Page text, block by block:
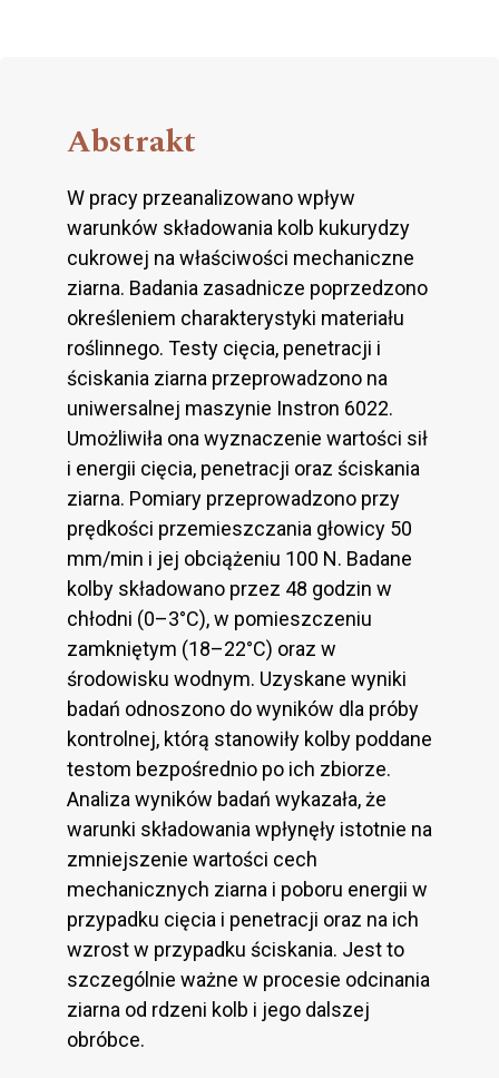
Abstrakt
W pracy przeanalizowano wpływ
warunków składowania kolb kukurydzy
cukrowej na właściwości mechaniczne
ziarna. Badania zasadnicze poprzedzono
określeniem charakterystyki materiału
roślinnego. Testy cięcia, penetracji i
ściskania ziarna przeprowadzono na
uniwersalnej maszynie Instron 6022.
Umożliwiła ona wyznaczenie wartości sił
i energii cięcia, penetracji oraz ściskania
ziarna. Pomiary przeprowadzono przy
prędkości przemieszczania głowicy 50
mm/min i jej obciążeniu 100 N. Badane
kolby składowano przez 48 godzin w
chłodni (0–3°C), w pomieszczeniu
zamkniętym (18–22°C) oraz w
środowisku wodnym. Uzyskane wyniki
badań odnoszono do wyników dla próby
kontrolnej, którą stanowiły kolby poddane
testom bezpośrednio po ich zbiorze.
Analiza wyników badań wykazała, że
warunki składowania wpłynęły istotnie na
zmniejszenie wartości cech
mechanicznych ziarna i poboru energii w
przypadku cięcia i penetracji oraz na ich
wzrost w przypadku ściskania. Jest to
szczególnie ważne w procesie odcinania
ziarna od rdzeni kolb i jego dalszej
obróbce.